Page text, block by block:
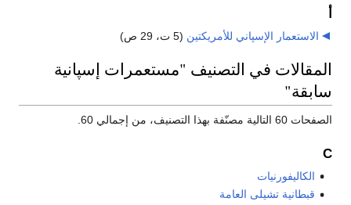
الاستعمار الإسپاني للأمريكتين (5 ت، 29 ص)
المقالات في التصنيف "مستعمرات إسپانية
سابقة"
الصفحات 60 التالية مصنّفة بهذا التصنيف، من إجمالي 60.
C
الكاليفورنيات
قبطانية تشيلى العامة